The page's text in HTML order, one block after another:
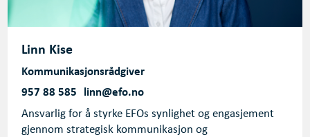
Linn Kise
Kommunikasjonsrådgiver
957 88 585 linn@efo.no
Ansvarlig for å styrke EFOs synlighet og engasjement
gjennom strategisk kommunikasjon og